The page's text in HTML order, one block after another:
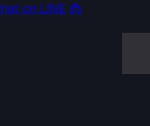
on LINE 📩